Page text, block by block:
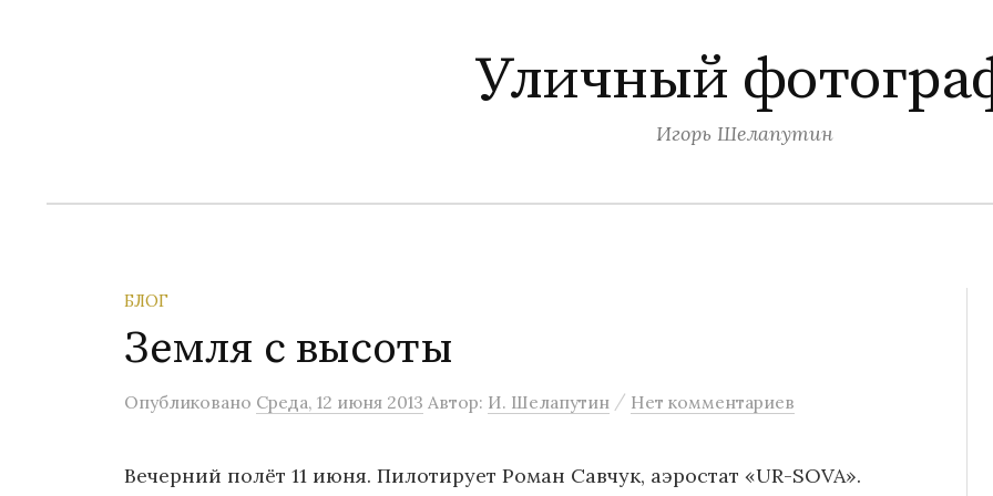
и
Уличный
Игорь Шелапутин
БЛОГ
Земля с высоты
Опубликовано Среда, 12 июня 2013 Автор: И. Шелапутин / Нет комментариев
Вечерний полёт 11 июня. Пилотирует Роман Савчук, аэростат «UR-SOVA».